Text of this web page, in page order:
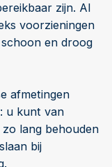
zijn. Al
voorzieningen
en droog
afmetingen
u kunt van
lang behouden
bij